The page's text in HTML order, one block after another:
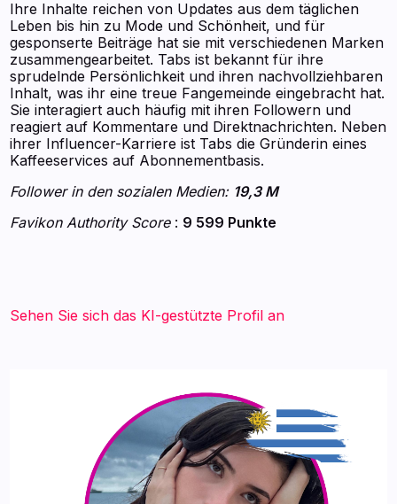
Ihre Inhalte reichen von Updates aus dem täglichen
Leben bis hin zu Mode und Schönheit, und für
gesponserte Beiträge hat sie mit verschiedenen Marken
zusammengearbeitet. Tabs ist bekannt für ihre
sprudelnde Persönlichkeit und ihren nachvollziehbaren
Inhalt, was ihr eine treue Fangemeinde eingebracht hat.
Sie interagiert auch häufig mit ihren Followern und
reagiert auf Kommentare und Direktnachrichten. Neben
ihrer Influencer-Karriere ist Tabs die Gründerin eines
Kaffeeservices auf Abonnementbasis.
Follower in den sozialen Medien: 19,3 M
Favikon Authority Score: 9 599 Punkte
Sehen Sie sich das KI-gestützte Profil an